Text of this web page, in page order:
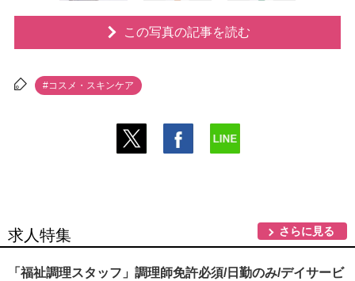
この写真の記事を読む
#コスメ・スキンケア
求人特集 さらに見る
「福祉調理スタッフ」調理師免許必須/日勤のみ/デイサービ